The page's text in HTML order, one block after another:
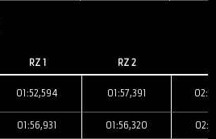
RZ 1 RZ 2
01:52,594 01:57,391
01:56,931 01:56,320